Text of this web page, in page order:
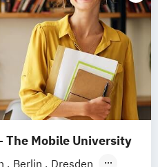
The Mobile University
Berlin
Dresden